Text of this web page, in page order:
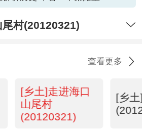
村(20120321)
查看更多
[乡土]走进海口
山尾村
(20120321)
[乡